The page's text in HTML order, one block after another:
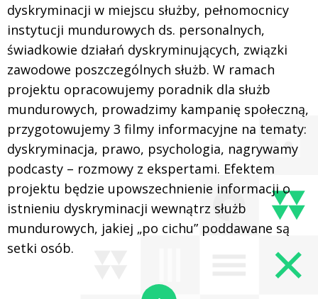
dyskryminacji w miejscu służby, pełnomocnicy
instytucji mundurowych ds. personalnych,
świadkowie działań dyskryminujących, związki
zawodowe poszczególnych służb. W ramach
projektu opracowujemy poradnik dla służb
mundurowych, prowadzimy kampanię społeczną,
przygotowujemy 3 filmy informacyjne na tematy:
dyskryminacja, prawo, psychologia, nagrywamy
podcasty – rozmowy z ekspertami. Efektem
projektu będzie upowszechnienie informacji o
istnieniu dyskryminacji wewnątrz służb
mundurowych, jakiej „po cichu” poddawane są
setki osób.